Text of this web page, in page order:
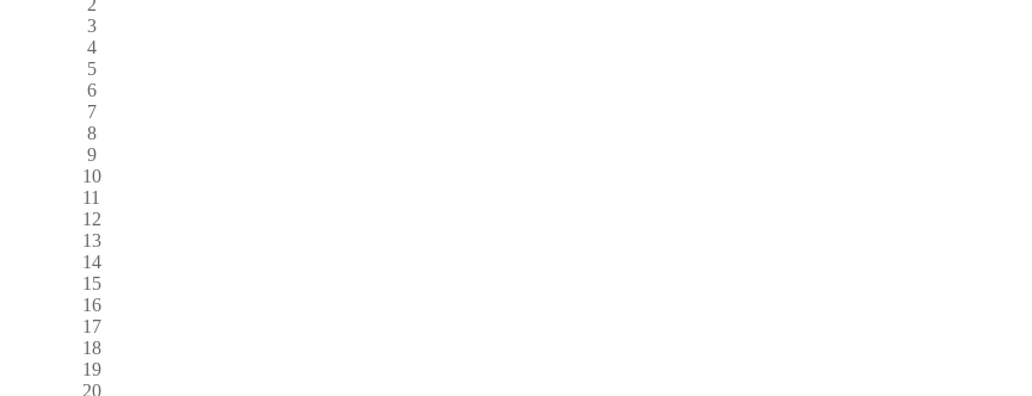
3
4
5
6
7
8
9
10
11
12
13
14
15
16
17
18
19
20